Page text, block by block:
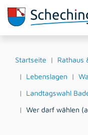
Startseite Rathaus
Lebenslagen
Landtagswahl
Wer darf wählen